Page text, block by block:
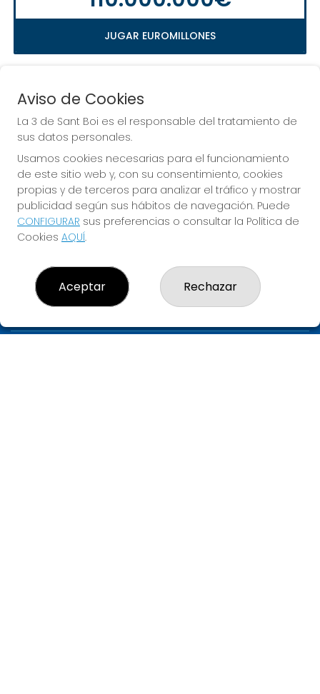
JUGAR EUROMILLONES
Sorteo del día 06-08-2026
PRÓXIMO BOTE MILLONARIO:
700.000€
JUGAR BONOLOTO
Aviso de Cookies
La 3 de Sant Boi es el responsable del tratamiento de
sus datos personales.
Usamos cookies necesarias para el funcionamiento
de este sitio web y, con su consentimiento, cookies
propias y de terceros para analizar el tráfico y mostrar
publicidad según sus hábitos de navegación. Puede
CONFIGURAR sus preferencias o consultar la Política de
Cookies AQUÍ.
Aceptar Rechazar